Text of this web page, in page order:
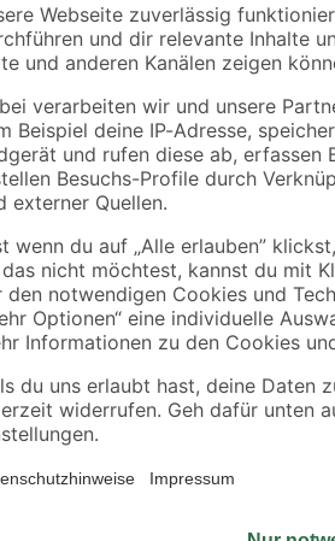
Nagelbürste
Kunststoff grau blau
1 €